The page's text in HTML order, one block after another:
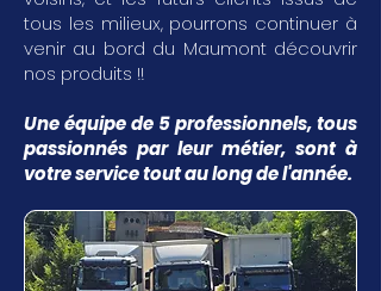
tous les milieux, pourrons continuer à
venir au bord du Maumont découvrir
nos produits !!
Une équipe de 5 professionnels, tous
passionnés par leur métier, sont à
votre service tout au long de l'année.